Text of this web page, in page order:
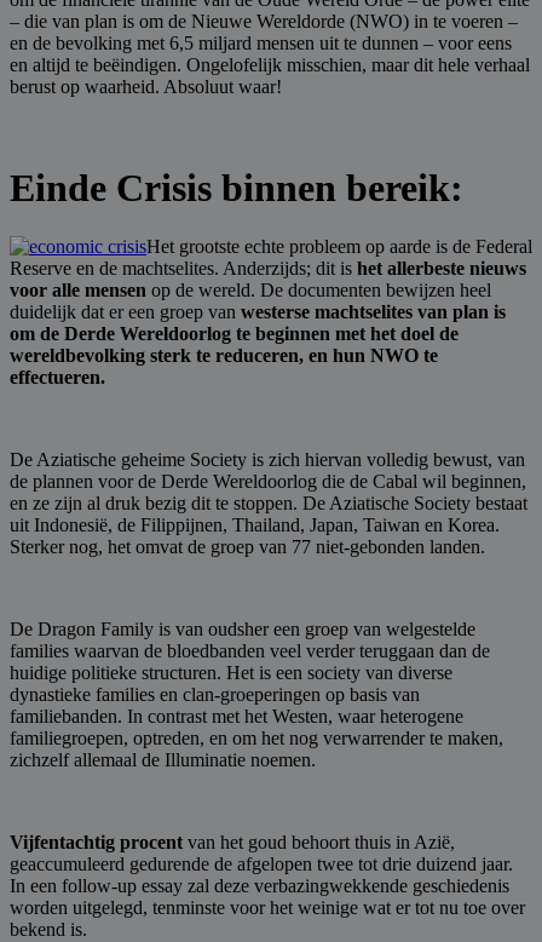
– die van plan is om de Nieuwe Wereldorde (NWO) in te voeren –
en de bevolking met 6,5 miljard mensen uit te dunnen – voor eens
en altijd te beëindigen. Ongelofelijk misschien, maar dit hele verhaal
berust op waarheid. Absoluut waar!
Einde Crisis binnen bereik:
Het grootste echte probleem op aarde is de Federal
Reserve en de machtselites. Anderzijds; dit is het allerbeste nieuws
voor alle mensen op de wereld. De documenten bewijzen heel
duidelijk dat er een groep van westerse machtselites van plan is
om de Derde Wereldoorlog te beginnen met het doel de
wereldbevolking sterk te reduceren, en hun NWO te
effectueren.
De Aziatische geheime Society is zich hiervan volledig bewust, van
de plannen voor de Derde Wereldoorlog die de Cabal wil beginnen,
en ze zijn al druk bezig dit te stoppen. De Aziatische Society bestaat
uit Indonesië, de Filippijnen, Thailand, Japan, Taiwan en Korea.
Sterker nog, het omvat de groep van 77 niet-gebonden landen.
De Dragon Family is van oudsher een groep van welgestelde
families waarvan de bloedbanden veel verder teruggaan dan de
huidige politieke structuren. Het is een society van diverse
dynastieke families en clan-groeperingen op basis van
familiebanden. In contrast met het Westen, waar heterogene
familiegroepen, optreden, en om het nog verwarrender te maken,
zichzelf allemaal de Illuminatie noemen.
Vijfentachtig procent van het goud behoort thuis in Azië,
geaccumuleerd gedurende de afgelopen twee tot drie duizend jaar.
In een follow-up essay zal deze verbazingwekkende geschiedenis
worden uitgelegd, tenminste voor het weinige wat er tot nu toe over
bekend is.